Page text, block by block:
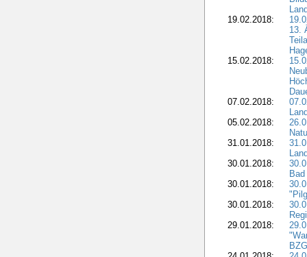
19.02.2018:
13.
15.02.2018:
07.02.2018:
05.02.2018:
31.01.2018:
30.01.2018:
30.01.2018:
30.01.2018:
29.01.2018: